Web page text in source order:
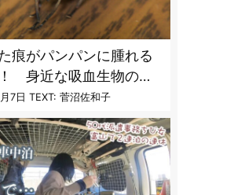
痕がパンパンに腫れる
身近な吸血生物の
対策〟【vol.04 ア
・ヌカカ】
7日 TEXT: 菅沼佐和子